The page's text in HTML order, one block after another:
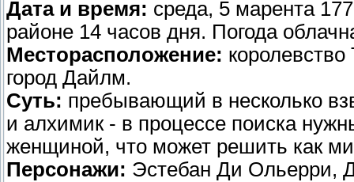
Дата и время: среда, 5 марента
районе 14 часов дня. Погода
Месторасположение:
город Дайлм.
Суть: пребывающий в несколько
и алхимик - в процессе поиска
женщиной, что может решить как
Персонажи: Эстебан Ди Ольерри,